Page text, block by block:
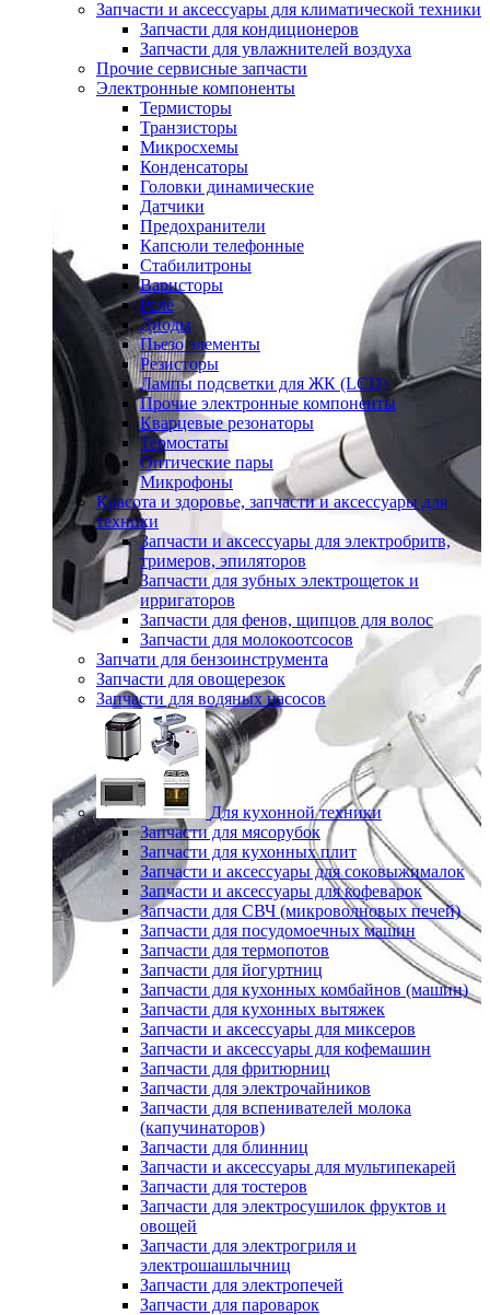
Запчасти и аксессуары для климатической техники
Запчасти для кондиционеров
Запчасти для увлажнителей воздуха
Прочие сервисные запчасти
Электронные компоненты
Термисторы
Транзисторы
Микросхемы
Конденсаторы
Головки динамические
Датчики
Предохранители
Капсюли телефонные
Стабилитроны
Варисторы
Реле
Диоды
Пьезо элементы
Резисторы
Лампы подсветки для ЖК (LCD)
Прочие электронные компоненты
Кварцевые резонаторы
Термостаты
Оптические пары
Микрофоны
Красота и здоровье, запчасти и аксессуары для
техники
Запчасти и аксессуары для электробритв,
тримеров, эпиляторов
Запчасти для зубных электрощеток и
ирригаторов
Запчасти для фенов, щипцов для волос
Запчасти для молокоотсосов
Запчати для бензоинструмента
Запчасти для овощерезок
Запчасти для водяных насосов
Для кухонной техники
Запчасти для мясорубок
Запчасти для кухонных плит
Запчасти и аксессуары для соковыжималок
Запчасти и аксессуары для кофеварок
Запчасти для СВЧ (микроволновых печей)
Запчасти для посудомоечных машин
Запчасти для термопотов
Запчасти для йогуртниц
Запчасти для кухонных комбайнов (машин)
Запчасти для кухонных вытяжек
Запчасти и аксессуары для миксеров
Запчасти и аксессуары для кофемашин
Запчасти для фритюрниц
Запчасти для электрочайников
Запчасти для вспенивателей молока
(капучинаторов)
Запчасти для блинниц
Запчасти и аксессуары для мультипекарей
Запчасти для тостеров
Запчасти для электросушилок фруктов и
овощей
Запчасти для электрогриля и
электрошашлычниц
Запчасти для электропечей
Запчасти для пароварок